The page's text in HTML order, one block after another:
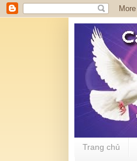
Trang chủ